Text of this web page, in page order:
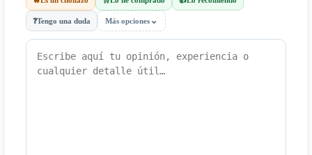
❓Tengo una duda Más opciones ⌄